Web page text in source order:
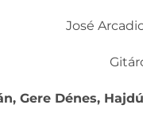
José
Gere Dénes,